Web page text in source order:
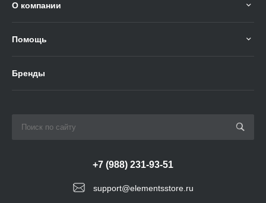
О компании
Помощь
Бренды
support@elementsstore.ru
+7 (988) 231-93-51